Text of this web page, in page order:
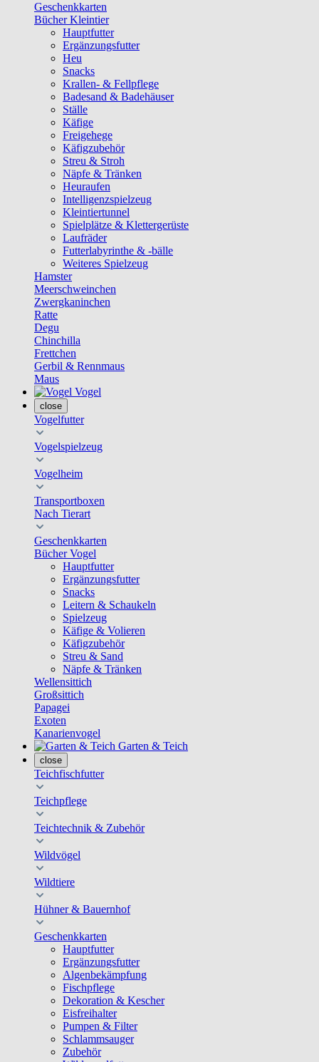
Geschenkkarten
Bücher Kleintier
Hauptfutter
Ergänzungsfutter
Heu
Snacks
Krallen- & Fellpflege
Badesand & Badehäuser
Ställe
Käfige
Freigehege
Käfigzubehör
Streu & Stroh
Näpfe & Tränken
Heuraufen
Intelligenzspielzeug
Kleintiertunnel
Spielplätze & Klettergerüste
Laufräder
Futterlabyrinthe & -bälle
Weiteres Spielzeug
Hamster
Meerschweinchen
Zwergkaninchen
Ratte
Degu
Chinchilla
Frettchen
Gerbil & Rennmaus
Maus
Vogel
close
Vogelfutter
Vogelspielzeug
Vogelheim
Transportboxen
Nach Tierart
Geschenkkarten
Bücher Vogel
Hauptfutter
Ergänzungsfutter
Snacks
Leitern & Schaukeln
Spielzeug
Käfige & Volieren
Käfigzubehör
Streu & Sand
Näpfe & Tränken
Wellensittich
Großsittich
Papagei
Exoten
Kanarienvogel
Garten & Teich
close
Teichfischfutter
Teichpflege
Teichtechnik & Zubehör
Wildvögel
Wildtiere
Hühner & Bauernhof
Geschenkkarten
Hauptfutter
Ergänzungsfutter
Algenbekämpfung
Fischpflege
Dekoration & Kescher
Eisfreihalter
Pumpen & Filter
Schlammsauger
Zubehör